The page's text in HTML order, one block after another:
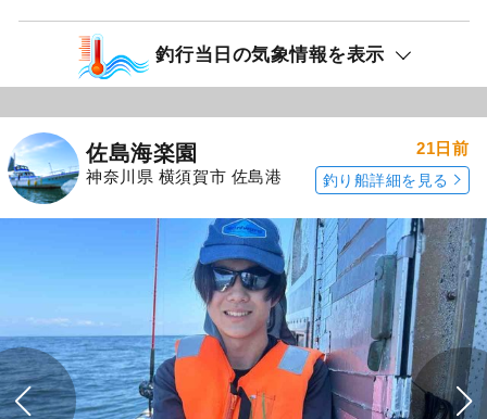
釣行当日の気象情報を表示
佐島海楽園
神奈川県 横須賀市 佐島港
21日前
釣り船詳細を見る